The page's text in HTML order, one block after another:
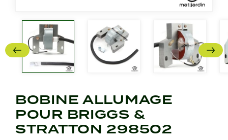
BOBINE ALLUMAGE
POUR BRIGGS &
STRATTON 298502